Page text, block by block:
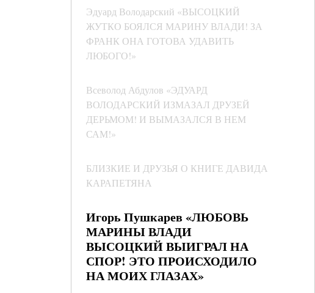
Эдуард Володарский «ВЫСОЦКИЙ
ЖУТКО БОЯЛСЯ МАРИНУ ВЛАДИ! ЗА
ФРАНК ОНА ГОТОВА УДАВИТЬ
ЛЮБОГО!»
Всеволод Абдулов «ЭДУАРД
ВОЛОДАРСКИЙ ИЗМАЗАЛ ДРУЗЕЙ
ДЕРЬМОМ! И ВЫМАЗАЛСЯ В НЕМ
САМ!»
БЛИЗКИЕ И ДРУЗЬЯ О КНИГЕ ДАВИДА
КАРАПЕТЯНА
Игорь Пушкарев «ЛЮБОВЬ
МАРИНЫ ВЛАДИ
ВЫСОЦКИЙ ВЫИГРАЛ НА
СПОР! ЭТО ПРОИСХОДИЛО
НА МОИХ ГЛАЗАХ»